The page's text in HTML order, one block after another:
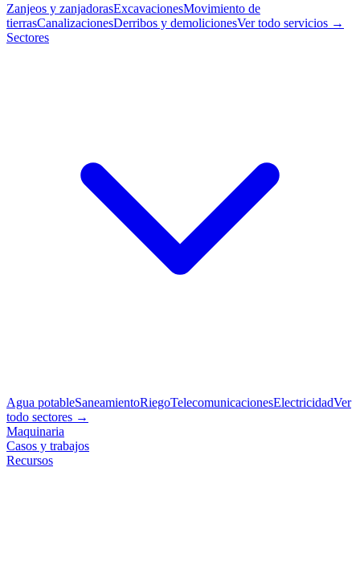
Zanjeos y zanjadorasExcavacionesMovimiento de
tierrasCanalizacionesDerribos y demolicionesVer todo servicios →
Sectores
Agua potableSaneamientoRiegoTelecomunicacionesElectricidadVer
todo sectores →
Maquinaria
Casos y trabajos
Recursos